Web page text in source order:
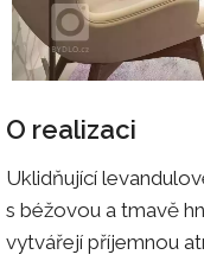
O realizaci
Uklidňující
s béžovou a tmavě
vytvářejí příjemnou